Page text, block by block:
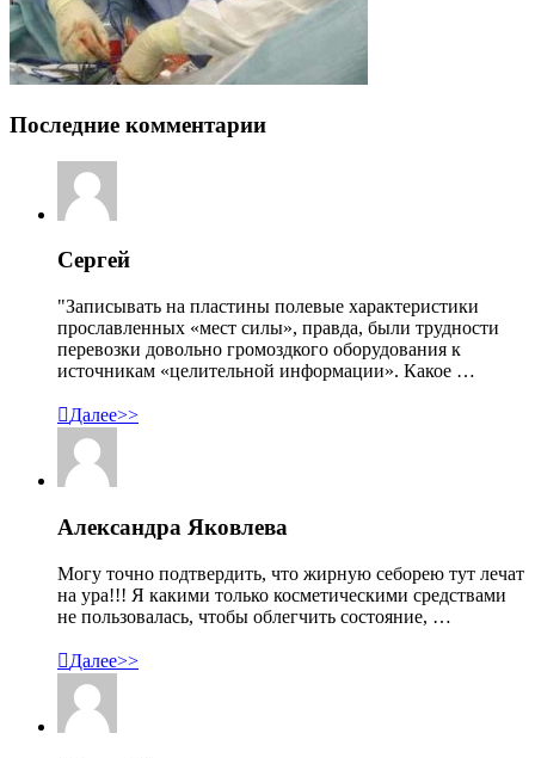
Последние комментарии
Сергей
"Записывать на пластины полевые характеристики
прославленных «мест силы», правда, были трудности
перевозки довольно громоздкого оборудования к
источникам «целительной информации». Какое …
Далее>>
Александра Яковлева
Могу точно подтвердить, что жирную себорею тут лечат
на ура!!! Я какими только косметическими средствами
не пользовалась, чтобы облегчить состояние, …
Далее>>